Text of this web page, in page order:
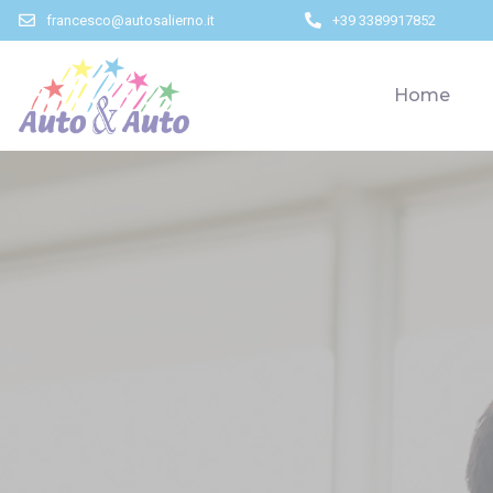
francesco@autosalierno.it +39 3389917852
Home